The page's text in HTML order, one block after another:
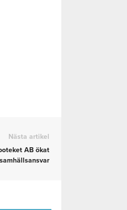
Nästa artikel
AB ökat
samhällsansvar